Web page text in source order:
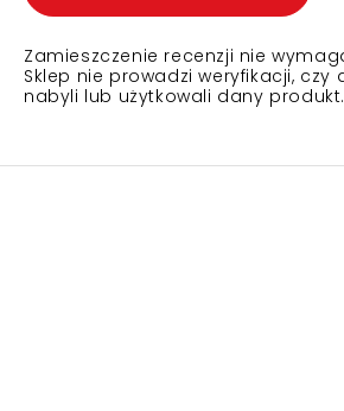
Zamieszczenie recenzji nie
Sklep nie prowadzi weryfikacji, czy
nabyli lub użytkowali dany produkt.